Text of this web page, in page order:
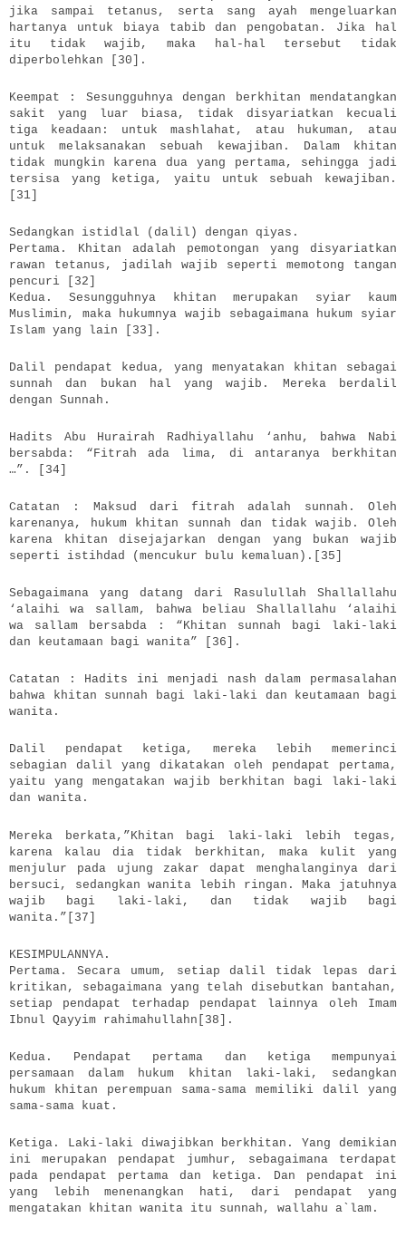
jika sampai tetanus, serta sang ayah mengeluarkan
hartanya untuk biaya tabib dan pengobatan. Jika hal
itu tidak wajib, maka hal-hal tersebut tidak
diperbolehkan [30].
Keempat : Sesungguhnya dengan berkhitan mendatangkan
sakit yang luar biasa, tidak disyariatkan kecuali
tiga keadaan: untuk mashlahat, atau hukuman, atau
untuk melaksanakan sebuah kewajiban. Dalam khitan
tidak mungkin karena dua yang pertama, sehingga jadi
tersisa yang ketiga, yaitu untuk sebuah kewajiban.
[31]
Sedangkan istidlal (dalil) dengan qiyas.
Pertama. Khitan adalah pemotongan yang disyariatkan
rawan tetanus, jadilah wajib seperti memotong tangan
pencuri [32]
Kedua. Sesungguhnya khitan merupakan syiar kaum
Muslimin, maka hukumnya wajib sebagaimana hukum syiar
Islam yang lain [33].
Dalil pendapat kedua, yang menyatakan khitan sebagai
sunnah dan bukan hal yang wajib. Mereka berdalil
dengan Sunnah.
Hadits Abu Hurairah Radhiyallahu ‘anhu, bahwa Nabi
bersabda: “Fitrah ada lima, di antaranya berkhitan
…”. [34]
Catatan : Maksud dari fitrah adalah sunnah. Oleh
karenanya, hukum khitan sunnah dan tidak wajib. Oleh
karena khitan disejajarkan dengan yang bukan wajib
seperti istihdad (mencukur bulu kemaluan).[35]
Sebagaimana yang datang dari Rasulullah Shallallahu
‘alaihi wa sallam, bahwa beliau Shallallahu ‘alaihi
wa sallam bersabda : “Khitan sunnah bagi laki-laki
dan keutamaan bagi wanita” [36].
Catatan : Hadits ini menjadi nash dalam permasalahan
bahwa khitan sunnah bagi laki-laki dan keutamaan bagi
wanita.
Dalil pendapat ketiga, mereka lebih memerinci
sebagian dalil yang dikatakan oleh pendapat pertama,
yaitu yang mengatakan wajib berkhitan bagi laki-laki
dan wanita.
Mereka berkata,”Khitan bagi laki-laki lebih tegas,
karena kalau dia tidak berkhitan, maka kulit yang
menjulur pada ujung zakar dapat menghalanginya dari
bersuci, sedangkan wanita lebih ringan. Maka jatuhnya
wajib bagi laki-laki, dan tidak wajib bagi
wanita.”[37]
KESIMPULANNYA.
Pertama. Secara umum, setiap dalil tidak lepas dari
kritikan, sebagaimana yang telah disebutkan bantahan,
setiap pendapat terhadap pendapat lainnya oleh Imam
Ibnul Qayyim rahimahullahn[38].
Kedua. Pendapat pertama dan ketiga mempunyai
persamaan dalam hukum khitan laki-laki, sedangkan
hukum khitan perempuan sama-sama memiliki dalil yang
sama-sama kuat.
Ketiga. Laki-laki diwajibkan berkhitan. Yang demikian
ini merupakan pendapat jumhur, sebagaimana terdapat
pada pendapat pertama dan ketiga. Dan pendapat ini
yang lebih menenangkan hati, dari pendapat yang
mengatakan khitan wanita itu sunnah, wallahu a`lam.